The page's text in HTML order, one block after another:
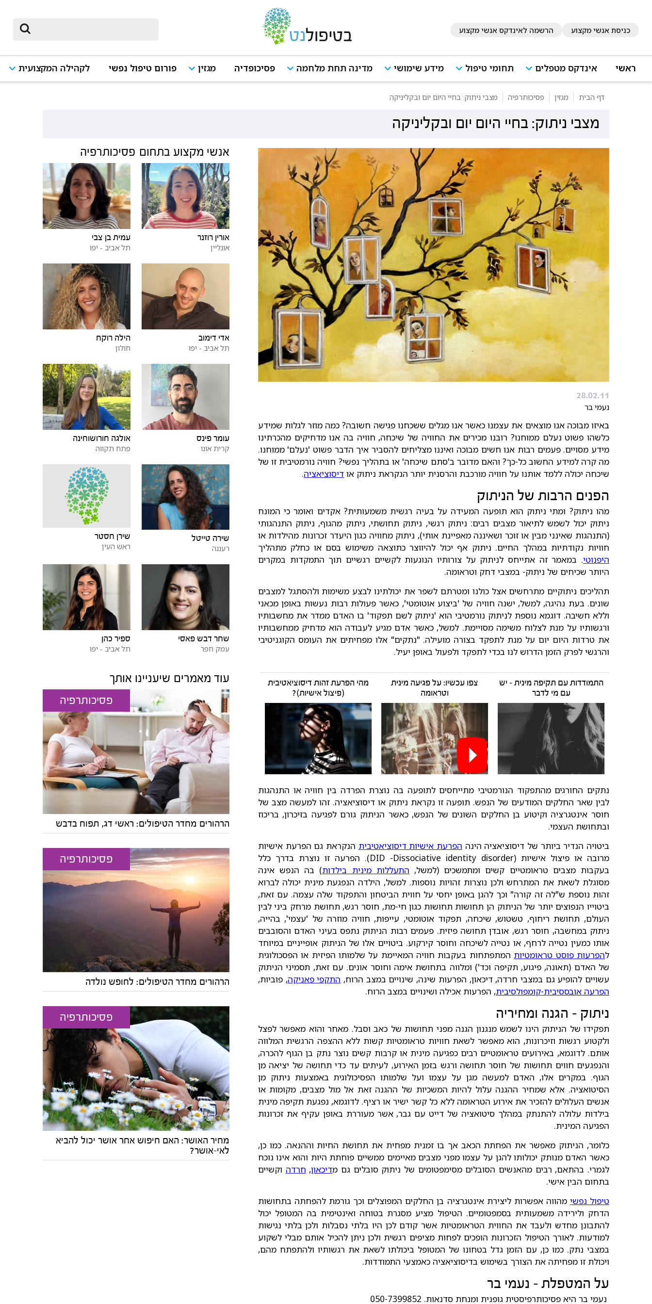
כניסת אנשי מקצוע הרשמה לאינדקס אנשי מקצוע
ראשי אינדקס מטפלים תחומי טיפול מידע שימושי מדינה תחת מלחמה פסיכופדיה מגזין פורום טיפול נפשי לקהילה המקצועית
דף הבית מגזין פסיכותרפיה מצבי ניתוק: בחיי היום יום ובקליניקה
מצבי ניתוק: בחיי היום יום ובקליניקה
28.02.11
נעמי בר
באיזו מבוכה אנו מוצאים את עצמנו כאשר אנו מגלים ששכחנו פגישה חשובה? כמה מוזר לגלות שמידע
כלשהו פשוט נעלם ממוחנו? רובנו מכירים את החוויה של שיכחה, חוויה בה אנו מדחיקים מהכרתינו
מידע מסויים. פעמים רבות אנו חשים מבוכה ואיננו מצליחים להסביר איך הדבר פשוט 'נעלם' ממוחנו.
מה קרה למידע החשוב כל-כך? והאם מדובר ב'סתם שיכחה' או בתהליך נפשי? חוויה נורמטיבית זו של
שיכחה יכולה ללמד אותנו על חוויה מורכבת והרסנית יותר הנקראת ניתוק או דיסוציאציה.
הפנים הרבות של הניתוק
מהו ניתוק? ומתי ניתוק הוא תופעה המעידה על בעיה רגשית משמעותית? אקדים ואומר כי המונח
ניתוק יכול לשמש לתיאור מצבים רבים: ניתוק רגשי, ניתוק תחושתי, ניתוק מהגוף, ניתוק התנהגותי
(התנהגות שאינני מבין או זוכר ושאיננה מאפיינת אותי), ניתוק מחוויה כגון היעדר זכרונות מהילדות או
חוויות נקודתיות במהלך החיים. ניתוק אף יכול להיווצר כתוצאה משימוש בסם או כחלק מתהליך
היפנוטי. במאמר זה אתייחס לניתוק על צורותיו הנוגעות לקשיים רגשיים תוך התמקדות במקרים
היותר שכיחים של ניתוק- במצבי דחק וטראומה.
תהליכים ניתוקיים מתרחשים אצל כולנו ומטרתם לשפר את יכולתינו לבצע משימות ולהסתגל למצבים
שונים. בעת נהיגה, למשל, ישנה חוויה של 'ביצוע אוטומטי', כאשר פעולות רבות נעשות באופן מכאני
וללא חשיבה. דוגמא נוספת לניתוק נורמטיבי הוא 'ניתוק לשם תפקוד' בו האדם ממדר את מחשבותיו
ורגשותיו על מנת לצלוח משימה מסויימת. למשל, כאשר אדם מגיע לעבודה הוא מדחיק ממחשבותיו
את טרדות היום יום על מנת לתפקד בצורה מועילה. "נתקים" אלו מפחיתים את העומס הקוגניטיבי
והרגשי לפרק הזמן הדרוש לנו בכדי לתפקד ולפעול באופן יעיל.
התמודדות עם תקיפה מינית – יש
עם מי לדבר
צפו עכשיו: על פגיעה מינית
וטראומה
מהי הפרעת זהות דיסוציאטיבית
(פיצול אישיות)?
נתקים החורגים מהתפקוד הנורמטיבי מתייחסים לתופעה בה נוצרת הפרדה בין חוויה או התנהגות
לבין שאר החלקים המודעים של הנפש. תופעה זו נקראת ניתוק או דיסוציאציה. זהו למעשה מצב של
חוסר אינטגרציה וקיטוע בן החלקים השונים של הנפש, כאשר הניתוק גורם לפגיעה בזיכרון, בריכוז
ובתחושת העצמי.
ביטויה הנדיר ביותר של דיסוציאציה הינה הפרעת אישיות דיסוציאטיבית הנקראת גם הפרעת אישיות
מרובה או פיצול אישיות (DID -Dissociative identity disorder). הפרעה זו נוצרת בדרך כלל
בעקבות מצבים טראומטיים קשים ומתמשכים (למשל, התעללות מינית בילדות) בה הנפש אינה
מסוגלת לשאת את המתרחש ולכן נוצרות זהויות נוספות. למשל, הילדה הנפגעת מינית יכולה לברוא
זהות נוספת ש"לה זה קורה" וכך להגן באופן יחסי על חווית הביטחון והתפקוד שלה עצמה. עם זאת,
ביטוייו הנפוצים יותר של הניתוק הן תחושות תחושות כגון חי-מת, חוסר רגש, תחושת מרחק ביני לבין
העולם, תחושת ריחוף, טשטוש, שיכחה, תפקוד אוטומטי, עייפות, חוויה מוזרה של 'עצמי', בהייה,
ניתוק במחשבה, חוסר רגש, אובדן תחושה פיזית. פעמים רבות הניתוק נתפס בעיני האדם והסובבים
אותו כמעין נטייה לרחף, או נטייה לשיכחה וחוסר קירקוע. ביטויים אלו של הניתוק אופייניים במיוחד
להפרעות פוסט טראומטיות המתפתחות בעקבות חוויה המאיימת על שלמותו הפיזית או הפסכולוגית
של האדם (תאונה, פיגוע, תקיפה וכד') ומלווה בתחושת אימה וחוסר אונים. עם זאת, תסמיני הניתוק
עשויים להופיע גם במצבי חרדה, דיכאון, הפרעות שינה, שינויים במצב הרוח, התקפי פאניקה, פוביות,
הפרעה אובססיבית-קומפולסיבית, הפרעות אכילה ושינויים במצב הרוח.
ניתוק - הגנה ומחיריה
תפקידו של הניתוק הינו לשמש מנגנון הגנה מפני תחושות של כאב וסבל. מאחר והוא מאפשר לפצל
ולקטוע רגשות וזיכרונות, הוא מאפשר לשאת חוויות טראומטיות קשות ללא ההצפה הרגשית המלווה
אותם. לדוגמא, באירועים טראומטיים רבים כפגיעה מינית או קרבות קשים נוצר נתק בן הגוף להכרה,
והנפגעים חווים תחושות של חוסר תחושה ורגש בזמן האירוע, לעיתים עד כדי תחושה של יציאה מן
הגוף. במקרים אלו, האדם למעשה מגן על עצמו ועל שלמותו הפסיכולוגית באמצעות ניתוק מן
הסיטואציה. אלא שמחיר ההגנה עלול להיות המשכיות של ההגנה זאת אל מול מצבים, מקומות או
אנשים העלולים להזכיר את אירוע הטראומה ללא כל קשר ישיר או רציף. לדוגמא, נפגעת תקיפה מינית
בילדות עלולה להתנתק במהלך סיטואציה של דייט עם גבר, אשר מעוררת באופן עקיף את זכרונות
הפגיעה המינית.
כלומר, הניתוק מאפשר את הפחתת הכאב אך בו זמנית מפחית את תחושת החיות וההנאה. כמו כן,
כאשר האדם מנותק יכולותו להגן על עצמו מפני מצבים מאיימים ממשיים פוחתת היות והוא אינו נוכח
לגמרי. בהתאם, רבים מהאנשים הסובלים מסימפטומים של ניתוק סובלים גם מדיכאון, חרדה וקשיים
בתחום הבין אישי.
טיפול נפשי מהווה אפשרות ליצירת אינטגרציה בן החלקים המפוצלים וכך גורמת להפחתה בתחושות
הדחק ולירידה משמעותית בסמפטומיים. הטיפול מציע מסגרת בטוחה ואינטימית בה המטופל יכול
להתבונן מחדש ולעבד את החווית הטראומטיות אשר קודם לכן היו בלתי נסבלות ולכן בלתי נגישות
למודעות. לאורך הטיפול הזכרונות הופכים לפחות מציפים רגשית ולכן ניתן להכיל אותם מבלי לשקוע
במצבי נתק. כמו כן, עם הזמן גדל בטחונו של המטופל ביכולתו לשאת את רגשותיו ולהתפתח מהם,
ויכולת זו מפחיתה את הצורך בשימוש בדיסוציאציה כאמצעי התמודדות.
על המטפלת - נעמי בר
נעמי בר היא פסיכותרפיסטית גופנית ומנחת סדנאות. 050-7399852
אנשי מקצוע בתחום פסיכותרפיה
אורין רוזנר
אונליין
עמית בן צבי
תל אביב - יפו
אדי דימוב
תל אביב - יפו
הילה רוקח
חולון
עומר פינס
קרית אונו
אולגה חורושוחינה
פתח תקווה
שירה טייטל
רעננה
שירן חסטר
ראש העין
שחר דבש פאסי
עמק חפר
ספיר כהן
תל אביב - יפו
עוד מאמרים שיעניינו אותך
פסיכותרפיה
הרהורים מחדר הטיפולים: ראשי דג, תפוח בדבש
פסיכותרפיה
הרהורים מחדר הטיפולים: לחופש נולדה
פסיכותרפיה
מחיר האושר: האם חיפוש אחר אושר יכול להביא
לאי-אושר?